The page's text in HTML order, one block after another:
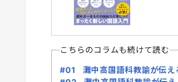
こちらのコラムも続けて読む
#01 灘中高国語科教諭が伝え